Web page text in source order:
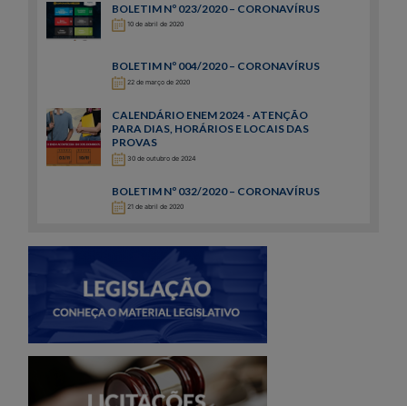
BOLETIM Nº 023/2020 – CORONAVÍRUS
10 de abril de 2020
BOLETIM Nº 004/2020 – CORONAVÍRUS
22 de março de 2020
CALENDÁRIO ENEM 2024 - ATENÇÃO
PARA DIAS, HORÁRIOS E LOCAIS DAS
PROVAS
30 de outubro de 2024
BOLETIM Nº 032/2020 – CORONAVÍRUS
21 de abril de 2020